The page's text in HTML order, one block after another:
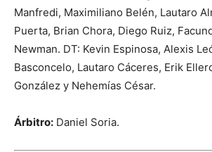
Manfredi, Maximiliano Belén, Lautaro
Puerta, Brian Chora, Diego Ruiz,
Newman. DT: Kevin Espinosa, Alexis
Basconcelo, Lautaro Cáceres, Erik
González y Nehemías César.
Árbitro: Daniel Soria.